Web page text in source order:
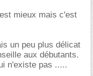
mieux mais c'est
un peu plus délicat
aux débutants.
n'existe pas .....